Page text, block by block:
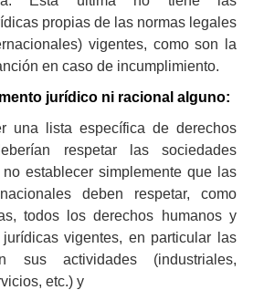
propias de las normas legales
vigentes, como son la
en caso de incumplimiento.
jurídico ni racional alguno:
una lista específica de derechos
respetar las sociedades
establecer simplemente que las
deben respetar, como
todos los derechos humanos y
vigentes, en particular las
sus actividades (industriales,
etc.) y